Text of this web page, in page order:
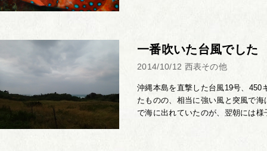
一番吹いた台風でした
2014/10/12 西表その他
沖縄本島を直撃した台風19号、450
たものの、相当に強い風と突風で
で海に出れていたのが、翌朝には